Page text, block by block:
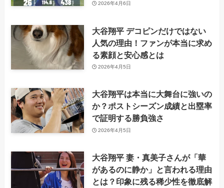
2026年4月6日
大谷翔平 デコピンだけではない
人気の理由！ファンが本当に求め
る素顔と安心感とは
2026年4月5日
大谷翔平は本当に大舞台に強いの
か？ポストシーズン成績と出塁率
で証明する勝負強さ
2026年4月5日
大谷翔平 妻・真美子さんが「華
があるのに静か」と言われる理由
とは？印象に残る稀少性を徹底解